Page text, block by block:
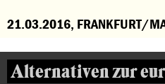
21.03.2016, FRANKFURT/
Alternativen zur